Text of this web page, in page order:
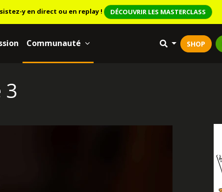
y en direct ou en replay ! DÉCOUVRIR LES MASTERCLASS
Communauté SHOP
3